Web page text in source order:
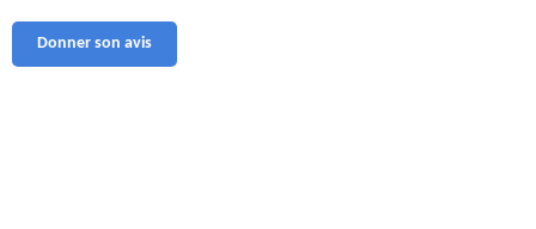
Donner son avis